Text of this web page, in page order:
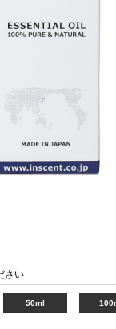
さい
50ml